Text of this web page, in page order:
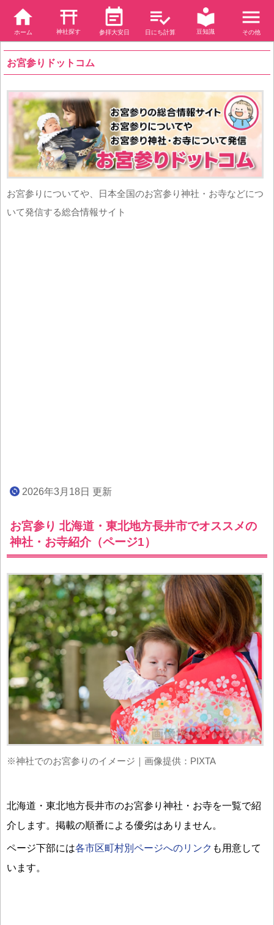
ホーム 神社探す 参拝大安日 日にち計算 豆知識 その他
お宮参りドットコム
お宮参りについてや、日本全国のお宮参り神社・お寺などにつ
いて発信する総合情報サイト
2026年3月18日 更新
お宮参り 北海道・東北地方長井市でオススメの
神社・お寺紹介（ページ1）
※神社でのお宮参りのイメージ｜画像提供：PIXTA
北海道・東北地方長井市のお宮参り神社・お寺を一覧で紹
介します。掲載の順番による優劣はありません。
ページ下部には各市区町村別ページへのリンク も用意して
います。